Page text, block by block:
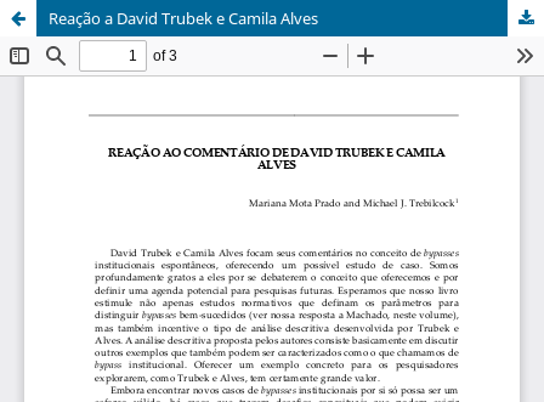
Reação a David Trubek e Camila Alves